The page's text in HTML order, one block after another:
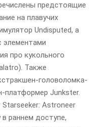
предстоящие
на плавучих
Undisputed, а
элементами
про кукольного
Также
головоломка-
платформер Junkster.
Astroneer
раннем доступе,